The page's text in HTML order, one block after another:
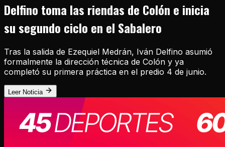
Delfino toma las riendas de Colón e inicia
su segundo ciclo en el Sabalero
Tras la salida de Ezequiel Medrán, Iván Delfino asumió
formalmente la dirección técnica de Colón y ya
completó su primera práctica en el predio 4 de junio.
Leer Noticia